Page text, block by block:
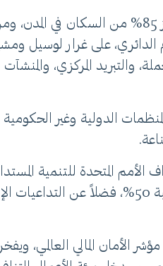
الدائري، على غرار
المركزي، والمنشآت
الدولية وغير الحكومية
المتحدة للتنمية
مباشرة، حيث ستُشكل المخلفات الصناعية أكبر مصدر
المالي العالمي،